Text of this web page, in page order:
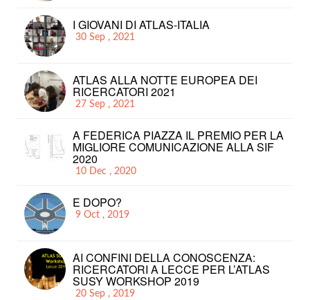
I GIOVANI DI ATLAS-ITALIA
30 Sep , 2021
ATLAS ALLA NOTTE EUROPEA DEI
RICERCATORI 2021
27 Sep , 2021
A FEDERICA PIAZZA IL PREMIO PER LA
MIGLIORE COMUNICAZIONE ALLA SIF
2020
10 Dec , 2020
E DOPO?
9 Oct , 2019
AI CONFINI DELLA CONOSCENZA:
RICERCATORI A LECCE PER L’ATLAS
SUSY WORKSHOP 2019
20 Sep , 2019